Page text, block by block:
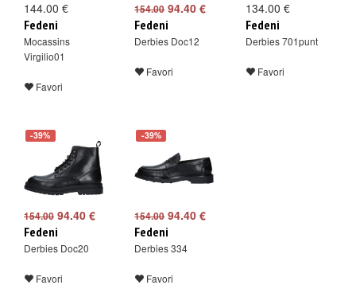
144.00 €
Fedeni
Mocassins
Virgilio01
Favori
154.0094.40 €
Fedeni
Derbies Doc12
Favori
134.00 €
Fedeni
Derbies 701punt
Favori
-39%
154.00 94.40 €
Fedeni
Derbies Doc20
Favori
-39%
154.0094.40 €
Fedeni
Derbies 334
Favori